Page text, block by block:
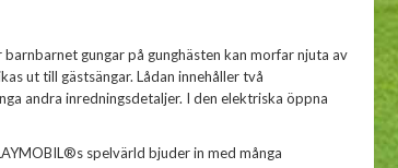
gungar på gunghästen kan morfar njuta av
ut till gästsängar. Lådan innehåller två
andra inredningsdetaljer. I den elektriska öppna
spelvärld bjuder in med många